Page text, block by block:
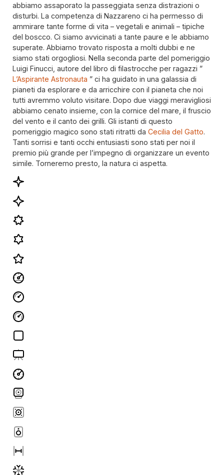
abbiamo assaporato la passeggiata senza distrazioni o
disturbi. La competenza di Nazzareno ci ha permesso di
ammirare tante forme di vita – vegetali e animali – tipiche
del boscco. Ci siamo avvicinati a tante paure e le abbiamo
superate. Abbiamo trovato risposta a molti dubbi e ne
siamo stati orgogliosi. Nella seconda parte del pomeriggio
Luigi Finucci, autore del libro di filastrocche per ragazzi ”
L’Aspirante Astronauta ” ci ha guidato in una galassia di
pianeti da esplorare e da arricchire con il pianeta che noi
tutti avremmo voluto visitare. Dopo due viaggi meravigliosi
abbiamo cenato insieme, con la cornice del mare, il fruscio
del vento e il canto dei grilli. Gli istanti di questo
pomeriggio magico sono stati ritratti da Cecilia del Gatto.
Tanti sorrisi e tanti occhi entusiasti sono stati per noi il
premio più grande per l’impegno di organizzare un evento
simile. Torneremo presto, la natura ci aspetta.